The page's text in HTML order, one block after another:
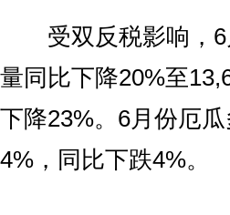
受双反税影响，6
量同比下降20%至
下降23%。6月份厄
4%，同比下跌4%。